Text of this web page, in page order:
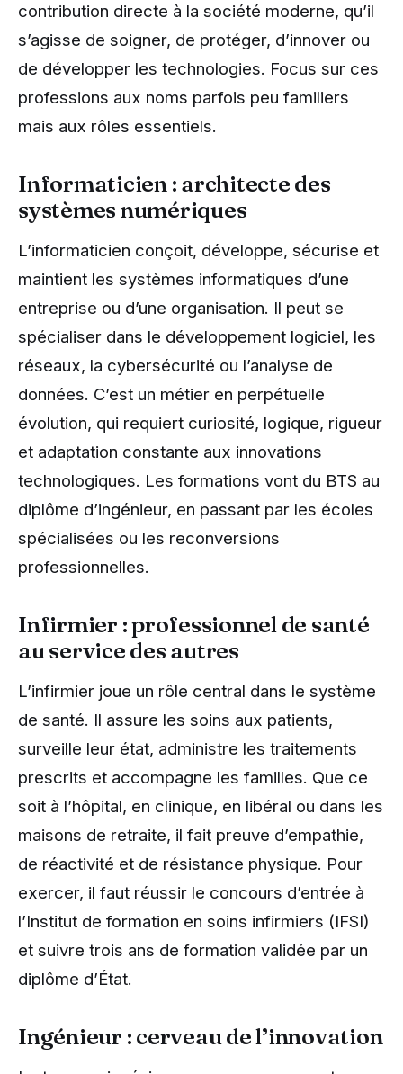
contribution directe à la société moderne, qu’il
s’agisse de soigner, de protéger, d’innover ou
de développer les technologies. Focus sur ces
professions aux noms parfois peu familiers
mais aux rôles essentiels.
Informaticien : architecte des
systèmes numériques
L’informaticien conçoit, développe, sécurise et
maintient les systèmes informatiques d’une
entreprise ou d’une organisation. Il peut se
spécialiser dans le développement logiciel, les
réseaux, la cybersécurité ou l’analyse de
données. C’est un métier en perpétuelle
évolution, qui requiert curiosité, logique, rigueur
et adaptation constante aux innovations
technologiques. Les formations vont du BTS au
diplôme d’ingénieur, en passant par les écoles
spécialisées ou les reconversions
professionnelles.
Infirmier : professionnel de santé
au service des autres
L’infirmier joue un rôle central dans le système
de santé. Il assure les soins aux patients,
surveille leur état, administre les traitements
prescrits et accompagne les familles. Que ce
soit à l’hôpital, en clinique, en libéral ou dans les
maisons de retraite, il fait preuve d’empathie,
de réactivité et de résistance physique. Pour
exercer, il faut réussir le concours d’entrée à
l’Institut de formation en soins infirmiers (IFSI)
et suivre trois ans de formation validée par un
diplôme d’État.
Ingénieur : cerveau de l’innovation